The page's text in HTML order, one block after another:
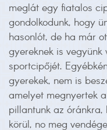
meglát egy fiatalos
gondolkodunk, hogy
hasonlót, de ha már
gyereknek is
sportcipőjét.
gyerekek, nem is
amelyet megnyertek
pillantunk az
körül, no meg